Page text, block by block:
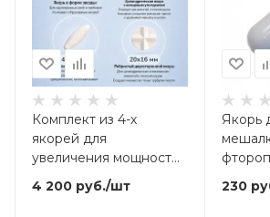
Комплект из 4-х
якорей для
увеличения мощности
магнитных мешалок на
10 литров "Reserve
4 200 руб./шт
Якорь
230